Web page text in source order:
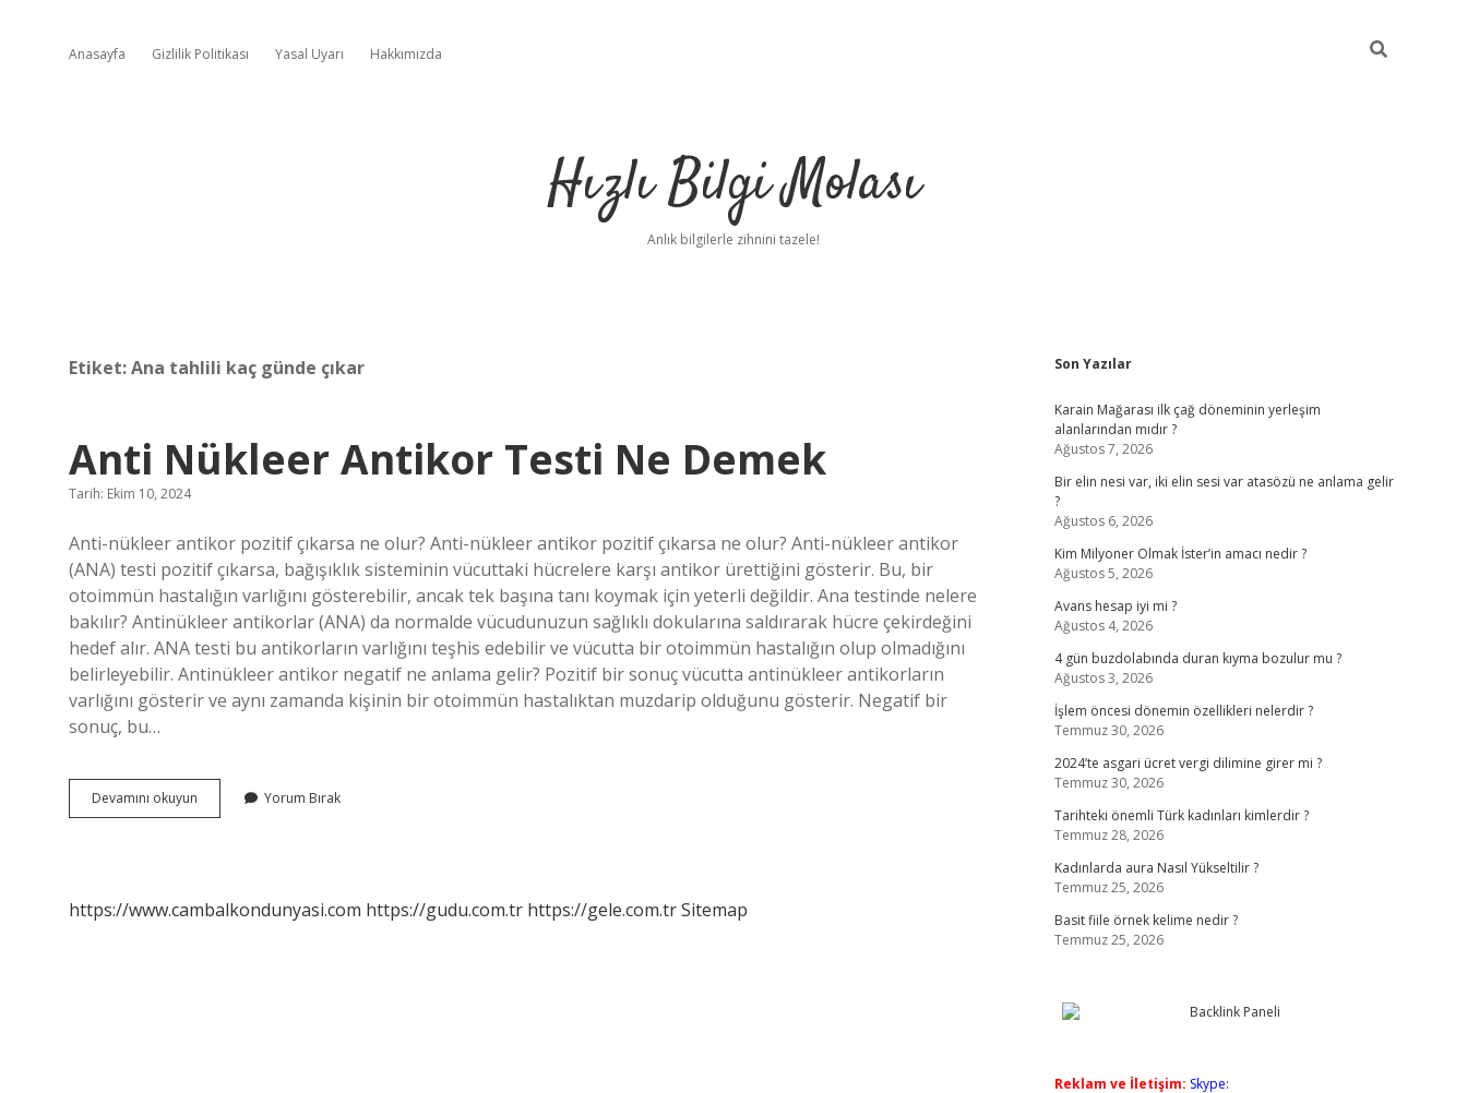
Anasayfa Gizlilik Politikası Yasal Uyarı Hakkımızda
Hızlı Bilgi Molası
Anlık bilgilerle zihnini tazele!
Etiket:Ana tahlili kaç günde çıkar
Anti Nükleer Antikor Testi Ne Demek
Tarih: Ekim 10, 2024
Anti-nükleer antikor pozitif çıkarsa ne olur? Anti-nükleer antikor pozitif çıkarsa ne olur? Anti-nükleer antikor
(ANA) testi pozitif çıkarsa, bağışıklık sisteminin vücuttaki hücrelere karşı antikor ürettiğini gösterir. Bu, bir
otoimmün hastalığın varlığını gösterebilir, ancak tek başına tanı koymak için yeterli değildir. Ana testinde nelere
bakılır? Antinükleer antikorlar (ANA) da normalde vücudunuzun sağlıklı dokularına saldırarak hücre çekirdeğini
hedef alır. ANA testi bu antikorların varlığını teşhis edebilir ve vücutta bir otoimmün hastalığın olup olmadığını
belirleyebilir. Antinükleer antikor negatif ne anlama gelir? Pozitif bir sonuç vücutta antinükleer antikorların
varlığını gösterir ve aynı zamanda kişinin bir otoimmün hastalıktan muzdarip olduğunu gösterir. Negatif bir
sonuç, bu…
Devamını okuyun
Nükleer
Yorum Bırak
https://www.cambalkondunyasi.com https://gudu.com.tr https://gele.com.trSitemap
Sidebar
Son Yazılar
Karain Mağarası ilk çağ döneminin yerleşim
alanlarından mıdır ?
Ağustos 7, 2026
Bir elin nesi var, iki elin sesi var atasözü ne anlama gelir
?
Ağustos 6, 2026
Kim Milyoner Olmak İster’in amacı nedir ?
Ağustos 5, 2026
Avans hesap iyi mi ?
Ağustos 4, 2026
4 gün buzdolabında duran kıyma bozulur mu ?
Ağustos 3, 2026
İşlem öncesi dönemin özellikleri nelerdir ?
Temmuz 30, 2026
2024’te asgari ücret vergi dilimine girer mi ?
Temmuz 30, 2026
Tarihteki önemli Türk kadınları kimlerdir ?
Temmuz 28, 2026
Kadınlarda aura Nasıl Yükseltilir ?
Temmuz 25, 2026
Basit fiile örnek kelime nedir ?
Temmuz 25, 2026
Reklam ve İletişim: Skype: